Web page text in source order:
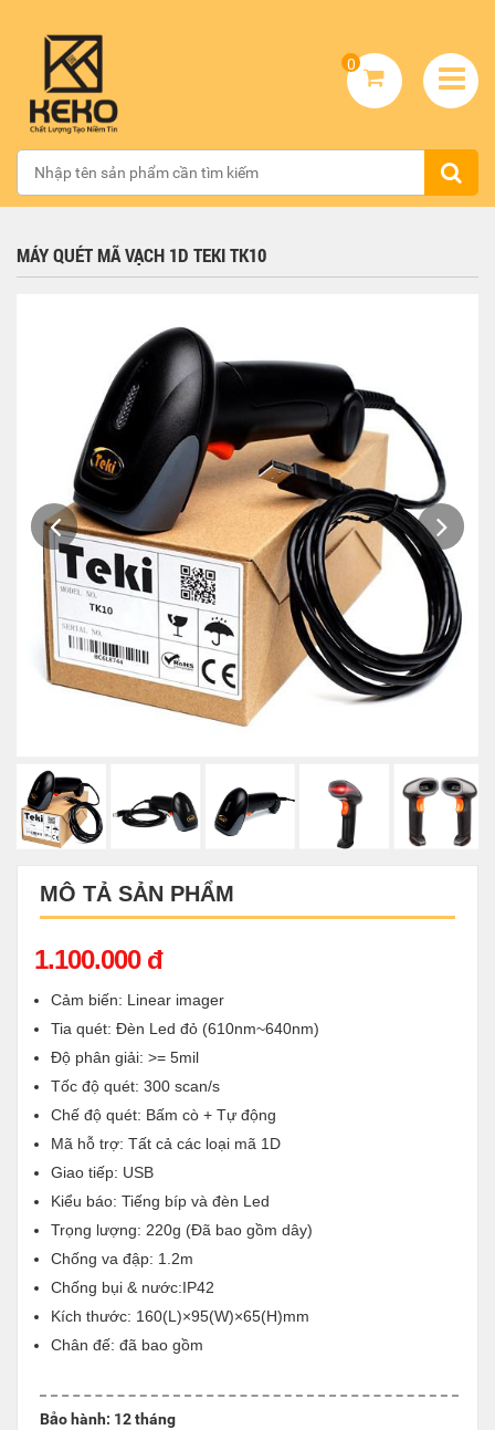
0
MÁY QUÉT MÃ VẠCH 1D TEKI TK10
MÔ TẢ SẢN PHẨM
1.100.000 đ
Cảm biến: Linear imager
Tia quét: Đèn Led đỏ (610nm~640nm)
Độ phân giải: >= 5mil
Tốc độ quét: 300 scan/s
Chế độ quét: Bấm cò + Tự động
Mã hỗ trợ: Tất cả các loại mã 1D
Giao tiếp: USB
Kiểu báo: Tiếng bíp và đèn Led
Trọng lượng: 220g (Đã bao gồm dây)
Chống va đập: 1.2m
Chống bụi & nước:IP42
Kích thước: 160(L)×95(W)×65(H)mm
Chân đế: đã bao gồm
Bảo hành: 12 tháng